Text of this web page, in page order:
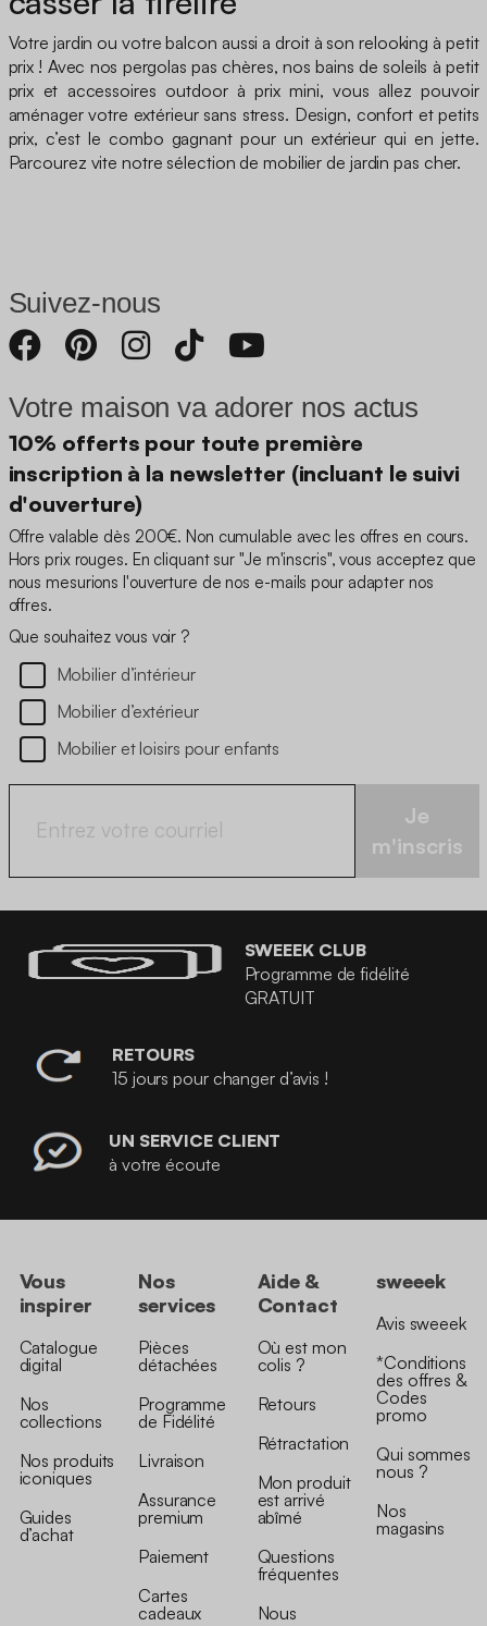
Votre jardin ou votre balcon aussi a droit à son relooking à petit
prix ! Avec nos pergolas pas chères, nos bains de soleils à petit
prix et accessoires outdoor à prix mini, vous allez pouvoir
aménager votre extérieur sans stress. Design, confort et petits
prix, c’est le combo gagnant pour un extérieur qui en jette.
Parcourez vite notre sélection de mobilier de jardin pas cher.
Suivez-nous
Votre maison va adorer nos actus
10% offerts pour toute première
inscription à la newsletter (incluant le suivi
d'ouverture)
Offre valable dès 200€. Non cumulable avec les offres en cours.
Hors prix rouges. En cliquant sur "Je m'inscris", vous acceptez que
nous mesurions l'ouverture de nos e-mails pour adapter nos
offres.
Que souhaitez vous voir ?
Mobilier d’intérieur
Mobilier d’extérieur
Mobilier et loisirs pour enfants
Je
m'inscris
SWEEEK CLUB
Programme de fidélité
GRATUIT
RETOURS
15 jours pour changer d’avis !
UN SERVICE CLIENT
à votre écoute
Vous
inspirer
Catalogue
digital
Nos
collections
Nos produits
iconiques
Guides
d’achat
Nos
services
Pièces
détachées
Programme
de Fidélité
Livraison
Assurance
premium
Paiement
Cartes
cadeaux
Aide &
Contact
Où est mon
colis ?
Retours
Rétractation
Mon produit
est arrivé
abîmé
Questions
fréquentes
Nous
sweeek
Avis sweeek
*Conditions
des offres &
Codes
promo
Qui sommes
nous ?
Nos
magasins